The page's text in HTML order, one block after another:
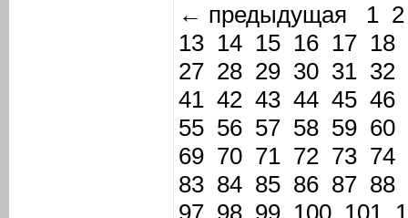
← предыдущая
1 2
13 14 15 16 17 18
27 28 29 30 31 32
41 42 43 44 45 46
55 56 57 58 59 60
69 70 71 72 73 74
83 84 85 86 87 88
97 98 99 100 101